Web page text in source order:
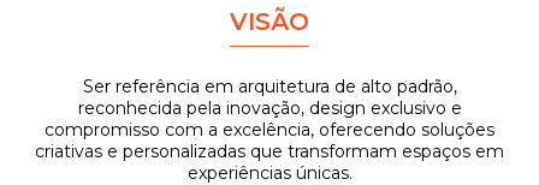
VISÃO
Ser referência em arquitetura de alto padrão,
reconhecida pela inovação, design exclusivo e
compromisso com a excelência, oferecendo soluções
criativas e personalizadas que transformam espaços em
experiências únicas.